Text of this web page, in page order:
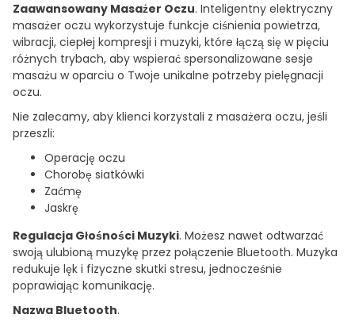
Zaawansowany Masażer Oczu. Inteligentny elektryczny
masażer oczu wykorzystuje funkcje ciśnienia powietrza,
wibracji, ciepłej kompresji i muzyki, które łączą się w pięciu
różnych trybach, aby wspierać spersonalizowane sesje
masażu w oparciu o Twoje unikalne potrzeby pielęgnacji
oczu.
Nie zalecamy, aby klienci korzystali z masażera oczu, jeśli
przeszli:
Operację oczu
Chorobę siatkówki
Zaćmę
Jaskrę
Regulacja Głośności Muzyki. Możesz nawet odtwarzać
swoją ulubioną muzykę przez połączenie Bluetooth. Muzyka
redukuje lęk i fizyczne skutki stresu, jednocześnie
poprawiając komunikację.
Nazwa Bluetooth.